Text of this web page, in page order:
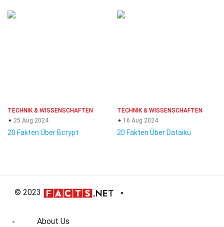
TECHNIK & WISSENSCHAFTEN
25 Aug 2024
20 Fakten Über Bcrypt
TECHNIK & WISSENSCHAFTEN
16 Aug 2024
20 Fakten Über Dataiku
© 2023
About Us